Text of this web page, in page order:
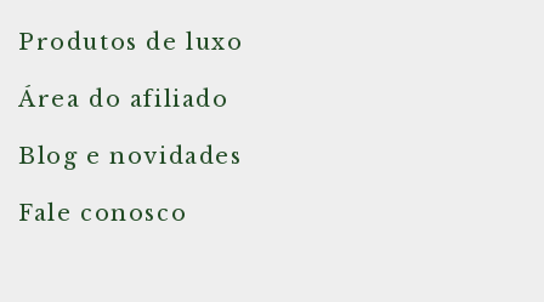
Produtos de luxo
Área do afiliado
Blog e novidades
Fale conosco